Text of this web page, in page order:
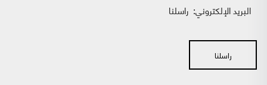
البريد الإلكتروني: راسلنا
راسلنا